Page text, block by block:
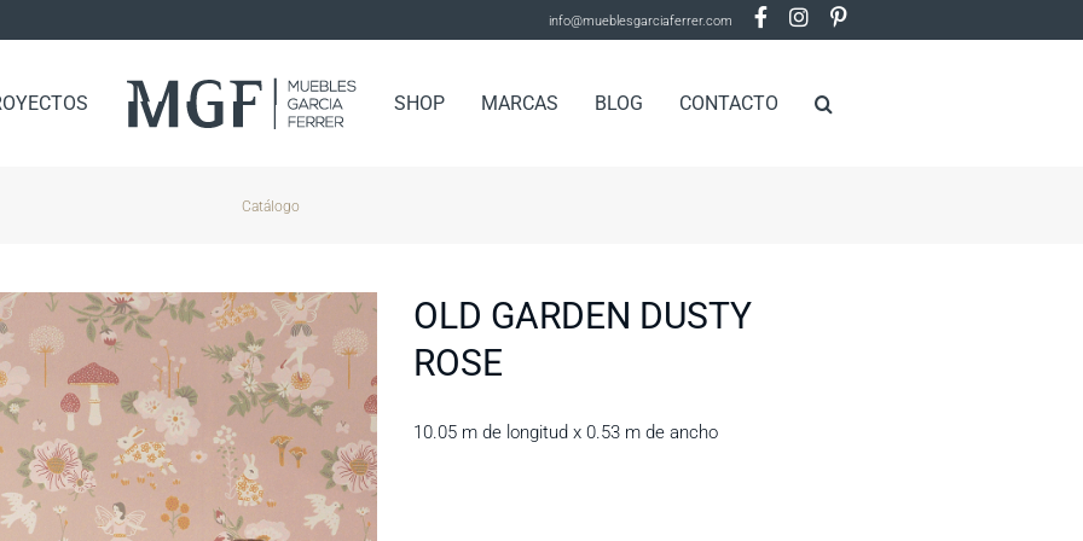
info@mueblesgarciaferrer.com
SHOP MARCAS BLOG CONTACTO
Catálogo
OLD GARDEN DUSTY
ROSE
10.05 m de longitud x 0.53 m de ancho